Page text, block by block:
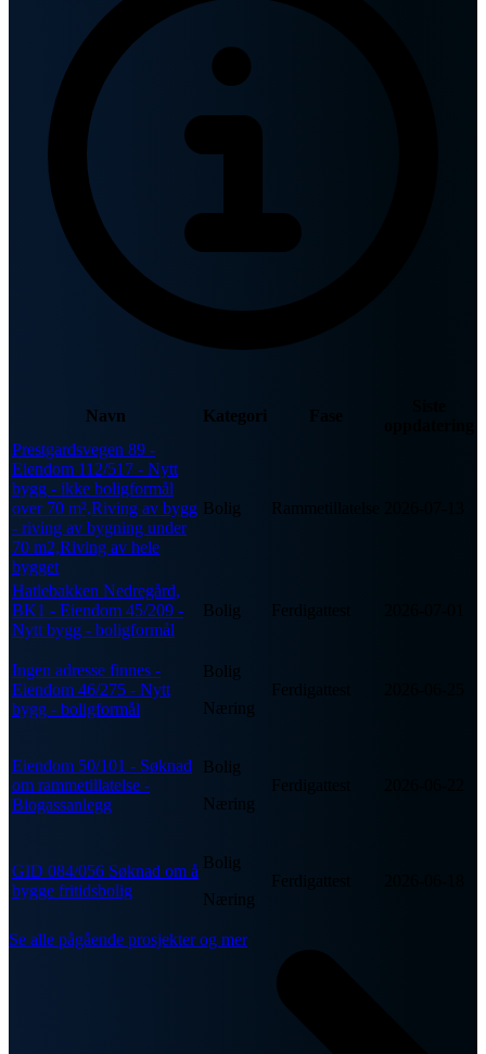
Navn Kategori
Prestgardsvegen 89 -
Eiendom 112/517 - Nytt
bygg - ikke boligformål
over 70 m²,Riving av bygg
- riving av bygning under
70 m2,Riving av hele
bygget
Bolig Rammetillatelse
Hatlebakken Nedregård,
BK1 - Eiendom 45/209 -
Nytt bygg - boligformål
Bolig Ferdigattest
Ingen adresse finnes -
Eiendom 46/275 - Nytt
bygg - boligformål
Bolig
Næring
Ferdigattest
Eiendom 50/101 - Søknad
om rammetillatelse -
Biogassanlegg
Bolig
Næring
Ferdigattest
GID 084/056 Søknad om å
bygge fritidsbolig
Bolig
Næring
Ferdigattest
Se alle pågående prosjekter og mer